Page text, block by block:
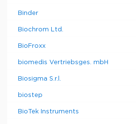
Binder
Biochrom Ltd.
BioFroxx
biomedis Vertriebsges. mbH
Biosigma S.r.l.
biostep
BioTek Instruments